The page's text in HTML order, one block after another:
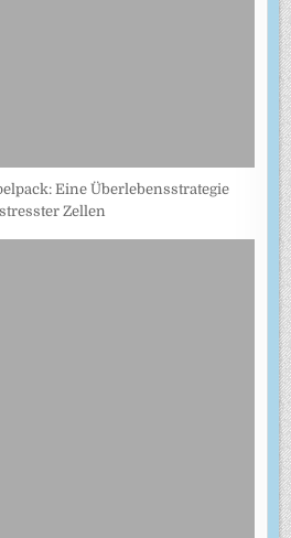
Eine Überlebensstrategie
Zellen